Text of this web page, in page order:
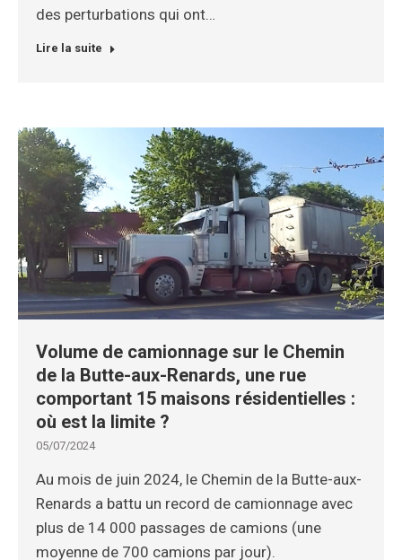
des perturbations qui ont…
Lire la suite
Volume de camionnage sur le Chemin
de la Butte-aux-Renards, une rue
comportant 15 maisons résidentielles :
où est la limite ?
05/07/2024
Au mois de juin 2024, le Chemin de la Butte-aux-
Renards a battu un record de camionnage avec
plus de 14 000 passages de camions (une
moyenne de 700 camions par jour).